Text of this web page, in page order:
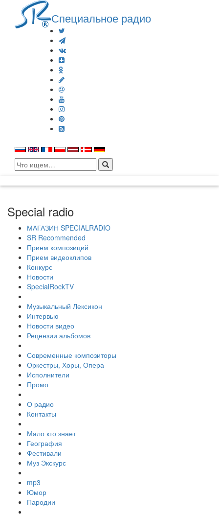
Специальное радио
Search
for:
Special radio
МАГАЗИН SPECIALRADIO
SR Recommended
Прием композиций
Прием видеоклипов
Конкурс
Новости
SpecialRockTV
Музыкальный Лексикон
Интервью
Новости видео
Рецензии альбомов
Современные композиторы
Оркестры, Хоры, Опера
Исполнители
Промо
О радио
Контакты
Мало кто знает
География
Фестивали
Муз Экскурс
mp3
Юмор
Пародии